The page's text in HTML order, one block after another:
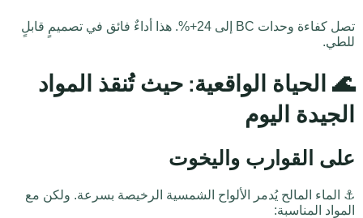
تصل كفاءة وحدات BC إلى 24+%. هذا أداءٌ فائق في تصميمٍ قابلٍ
للطي.
🌊 الحياة الواقعية: حيث تُنقذ المواد
الجيدة اليوم
على القوارب واليخوت
⚓ الماء المالح يُدمر الألواح الشمسية الرخيصة بسرعة. ولكن مع
المواد المناسبة: